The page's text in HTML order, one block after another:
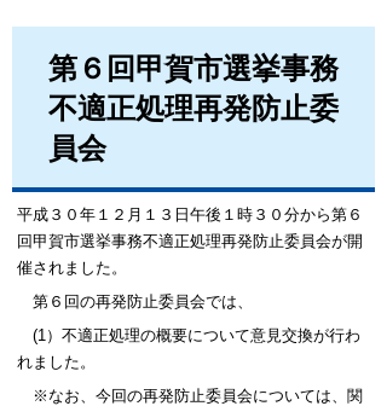
第６回甲賀市選挙事務
不適正処理再発防止委
員会
平成３０年１２月１３日午後１時３０分から第６
回甲賀市選挙事務不適正処理再発防止委員会が開
催されました。
第６回の再発防止委員会では、
(1）不適正処理の概要について意見交換が行わ
れました。
※なお、今回の再発防止委員会については、関